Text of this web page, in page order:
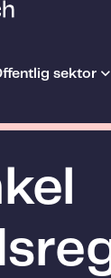
sektor